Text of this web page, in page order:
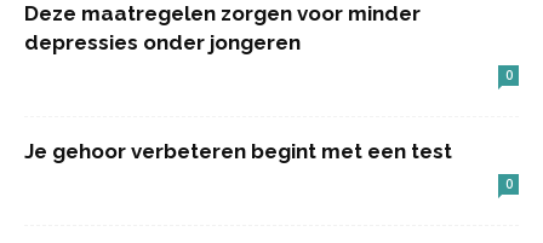
Deze maatregelen zorgen voor minder
depressies onder jongeren
0
Je gehoor verbeteren begint met een test
0